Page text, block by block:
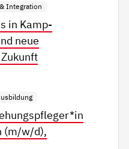
Integration
in Kamp-
neue
(m/w/d),